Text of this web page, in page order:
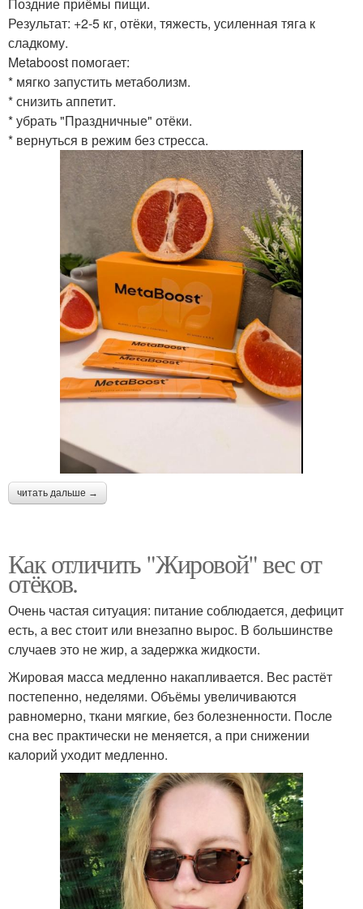
Результат: +2-5 кг, отёки, тяжесть, усиленная тяга к
сладкому.
Metaboost помогает:
* мягко запустить метаболизм.
* снизить аппетит.
* убрать "Праздничные" отёки.
* вернуться в режим без стресса.
читать дальше →
Как отличить "Жировой" вес от
отёков.
Очень частая ситуация: питание соблюдается, дефицит
есть, а вес стоит или внезапно вырос. В большинстве
случаев это не жир, а задержка жидкости.
Жировая масса медленно накапливается. Вес растёт
постепенно, неделями. Объёмы увеличиваются
равномерно, ткани мягкие, без болезненности. После
сна вес практически не меняется, а при снижении
калорий уходит медленно.